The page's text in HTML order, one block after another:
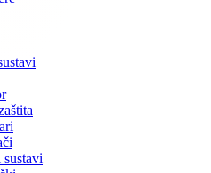
sustavi